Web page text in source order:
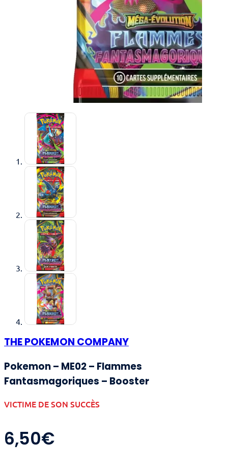
THE POKEMON COMPANY
Pokemon – ME02 – Flammes
Fantasmagoriques – Booster
VICTIME DE SON SUCCÈS
6,50€